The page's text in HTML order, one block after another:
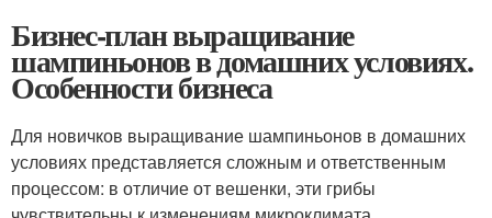
Бизнес-план выращивание
шампиньонов в домашних условиях.
Особенности бизнеса
Для новичков выращивание шампиньонов в домашних
условиях представляется сложным и ответственным
процессом: в отличие от вешенки, эти грибы